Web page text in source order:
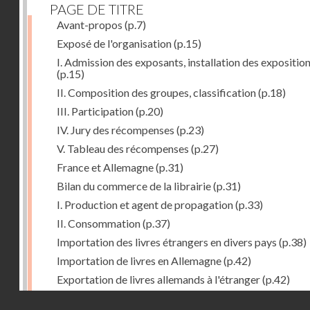
PAGE DE TITRE
Avant-propos (p.7)
Exposé de l'organisation(p.15)
I. Admission des exposants, installation des
(p.15)
II. Composition des groupes, classification(p.18)
III. Participation(p.20)
IV. Jury des récompenses (p.23)
V. Tableau des récompenses (p.27)
France et Allemagne(p.31)
Bilan du commerce de la librairie(p.31)
I. Production et agent de propagation(p.33)
II. Consommation(p.37)
Importation des livres étrangers en divers pays (p.38)
Importation de livres en Allemagne(p.42)
Exportation de livres allemands à l'étranger(p.42)